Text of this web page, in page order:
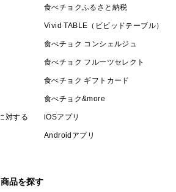
対する
食べチョクふるさと納税
Vivid TABLE（ビビッドテーブル）
食べチョク コンシェルジュ
食べチョク フルーツセレクト
食べチョク ギフトカード
食べチョク&more
iOSアプリ
Androidアプリ
品を探す